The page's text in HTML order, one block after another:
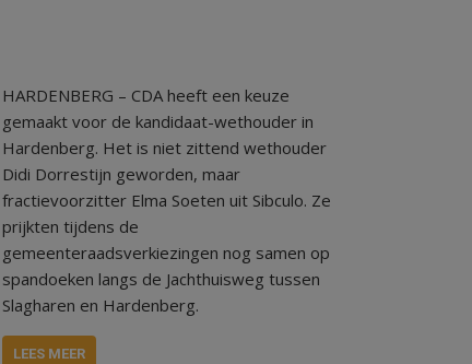
HARDENBERG – CDA heeft een keuze
gemaakt voor de kandidaat-wethouder in
Hardenberg. Het is niet zittend wethouder
Didi Dorrestijn geworden, maar
fractievoorzitter Elma Soeten uit Sibculo. Ze
prijkten tijdens de
gemeenteraadsverkiezingen nog samen op
spandoeken langs de Jachthuisweg tussen
Slagharen en Hardenberg.
LEES MEER